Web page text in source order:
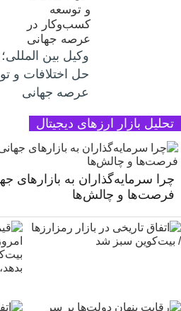
وکیل بین
حل اختلافات و
عرصه جهانی
تحلیل بازار ارزهای دیجیتال
چرا سرمایه‌گذاران به بازارهای
فرصت‌ها و چالش‌ها